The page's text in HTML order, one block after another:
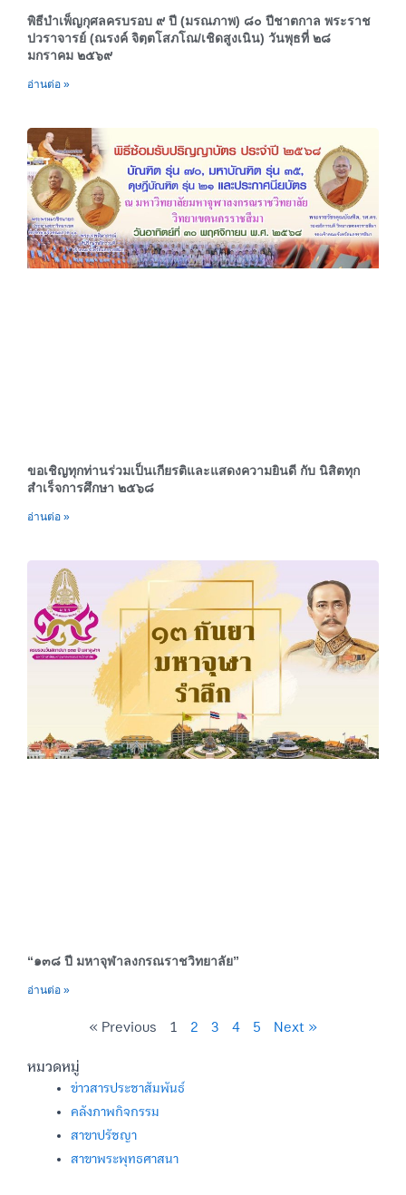
พิธีบำเพ็ญกุศลครบรอบ ๙ ปี (มรณภาพ) ๘๐ ปีชาตกาล พระราช
ปวราจารย์ (ณรงค์ จิตฺตโสภโณ/เชิดสูงเนิน) วันพุธที่ ๒๘
มกราคม ๒๕๖๙
อ่านต่อ »
ขอเชิญทุกท่านร่วมเป็นเกียรติและแสดงความยินดี กับ นิสิตทุก
สำเร็จการศึกษา ๒๕๖๘
อ่านต่อ »
“๑๓๘ ปี มหาจุฬาลงกรณราชวิทยาลัย”
อ่านต่อ »
« Previous 1 2 3 4 5 Next »
หมวดหมู่
ข่าวสารประชาสัมพันธ์
คลังภาพกิจกรรม
สาขาปรัชญา
สาขาพระพุทธศาสนา